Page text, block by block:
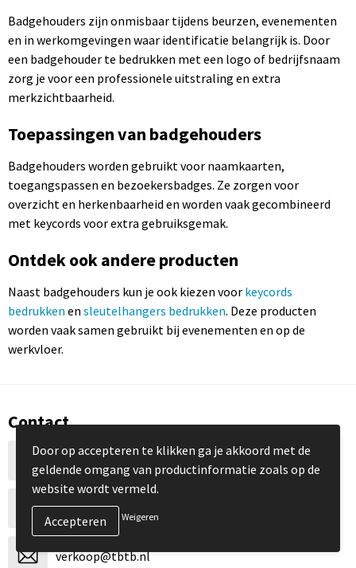
Badgehouders zijn onmisbaar tijdens beurzen, evenementen
en in werkomgevingen waar identificatie belangrijk is. Door
een badgehouder te bedrukken met een logo of bedrijfsnaam
zorg je voor een professionele uitstraling en extra
merkzichtbaarheid.
Toepassingen van badgehouders
Badgehouders worden gebruikt voor naamkaarten,
toegangspassen en bezoekersbadges. Ze zorgen voor
overzicht en herkenbaarheid en worden vaak gecombineerd
met keycords voor extra gebruiksgemak.
Ontdek ook andere producten
Naast badgehouders kun je ook kiezen voor keycords
bedrukken en sleutelhangers bedrukken. Deze producten
worden vaak samen gebruikt bij evenementen en op de
werkvloer.
Contact
Pampuslaan 59
1382 JM Weesp (Amsterdam)
+31 294 77 3002
verkoop@tbtb.nl
Door op accepteren te klikken ga je akkoord met de
geldende omgang van productinformatie zoals op de
website wordt vermeld.
Weigeren